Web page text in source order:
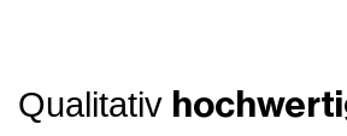
Qualitativ